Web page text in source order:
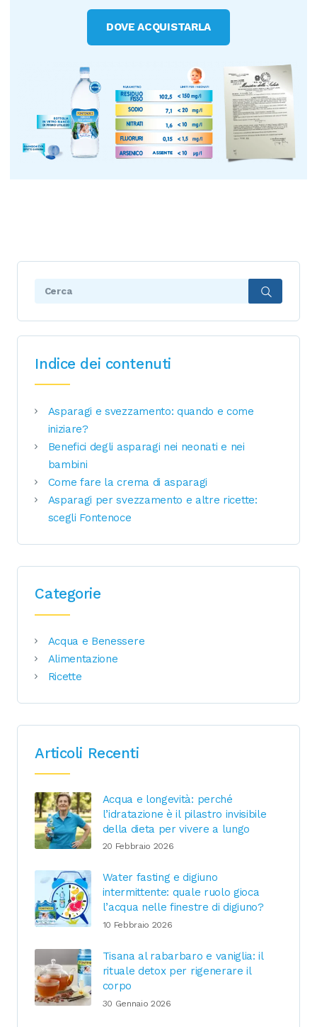
DOVE ACQUISTARLA
Search:
Indice dei contenuti
Asparagi e svezzamento: quando e come
iniziare?
Benefici degli asparagi nei neonati e nei
bambini
Come fare la crema di asparagi
Asparagi per svezzamento e altre ricette:
scegli Fontenoce
Categorie
Acqua e Benessere
Alimentazione
Ricette
Articoli Recenti
Acqua e longevità: perché
l’idratazione è il pilastro invisibile
della dieta per vivere a lungo
20 Febbraio 2026
Water fasting e digiuno
intermittente: quale ruolo gioca
l’acqua nelle finestre di digiuno?
10 Febbraio 2026
Tisana al rabarbaro e vaniglia: il
rituale detox per rigenerare il
corpo
30 Gennaio 2026